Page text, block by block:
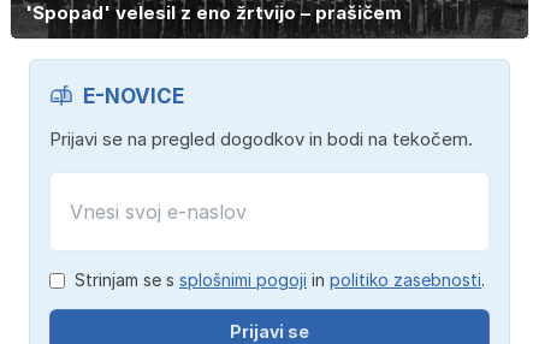
'Spopad' velesil z eno žrtvijo – prašičem
E-NOVICE
Prijavi se na pregled dogodkov in bodi na tekočem.
Strinjam se s splošnimi pogoji in politiko zasebnosti.
Prijavi se